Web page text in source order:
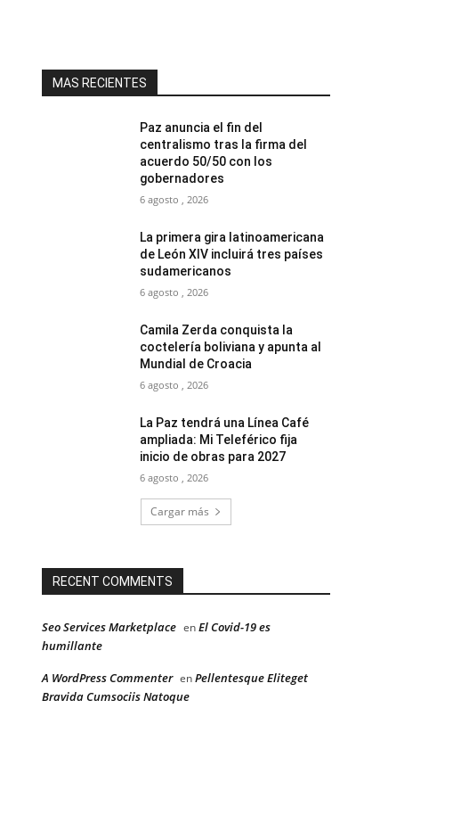
MAS RECIENTES
Paz anuncia el fin del
centralismo tras la firma del
acuerdo 50/50 con los
gobernadores
6 agosto , 2026
La primera gira latinoamericana
de León XIV incluirá tres países
sudamericanos
6 agosto , 2026
Camila Zerda conquista la
coctelería boliviana y apunta al
Mundial de Croacia
6 agosto , 2026
La Paz tendrá una Línea Café
ampliada: Mi Teleférico fija
inicio de obras para 2027
6 agosto , 2026
Cargar más
RECENT COMMENTS
Seo Services Marketplace enEl Covid-19 es
humillante
A WordPress Commenter enPellentesque Eliteget
Bravida Cumsociis Natoque